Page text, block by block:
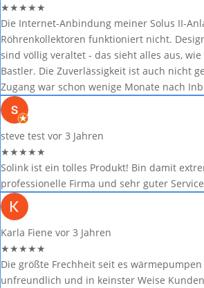
★★★★★
Die Internet-Anbindung meiner Solus II-
Röhrenkollektoren funktioniert nicht.
sind völlig veraltet - das sieht alles aus,
Bastler. Die Zuverlässigkeit ist auch nicht
Zugang war schon wenige Monate nach
steve test vor 3 Jahren
★★★★★
Solink ist ein tolles Produkt! Bin damit
professionelle Firma und sehr guter
Karla Fiene vor 3 Jahren
★★★★★
Die größte Frechheit seit es
unfreundlich und in keinster Weise